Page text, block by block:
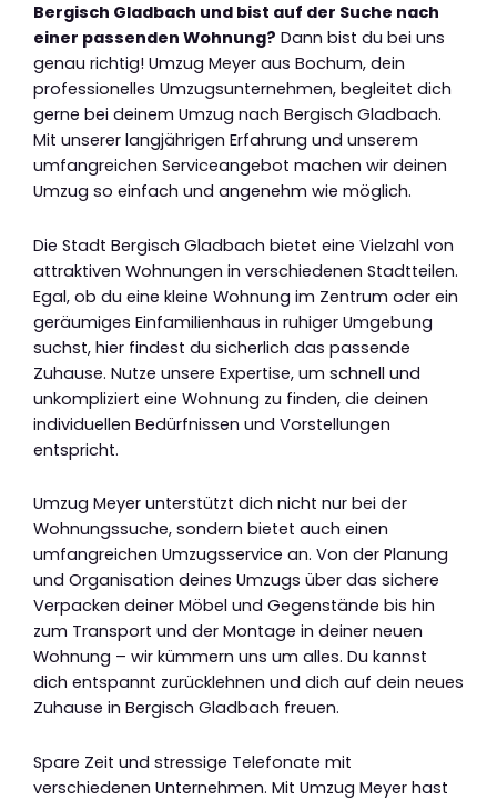
Bergisch Gladbach und bist auf der Suche nach
einer passenden Wohnung? Dann bist du bei uns
genau richtig! Umzug Meyer aus Bochum, dein
professionelles Umzugsunternehmen, begleitet dich
gerne bei deinem Umzug nach Bergisch Gladbach.
Mit unserer langjährigen Erfahrung und unserem
umfangreichen Serviceangebot machen wir deinen
Umzug so einfach und angenehm wie möglich.
Die Stadt Bergisch Gladbach bietet eine Vielzahl von
attraktiven Wohnungen in verschiedenen Stadtteilen.
Egal, ob du eine kleine Wohnung im Zentrum oder ein
geräumiges Einfamilienhaus in ruhiger Umgebung
suchst, hier findest du sicherlich das passende
Zuhause. Nutze unsere Expertise, um schnell und
unkompliziert eine Wohnung zu finden, die deinen
individuellen Bedürfnissen und Vorstellungen
entspricht.
Umzug Meyer unterstützt dich nicht nur bei der
Wohnungssuche, sondern bietet auch einen
umfangreichen Umzugsservice an. Von der Planung
und Organisation deines Umzugs über das sichere
Verpacken deiner Möbel und Gegenstände bis hin
zum Transport und der Montage in deiner neuen
Wohnung – wir kümmern uns um alles. Du kannst
dich entspannt zurücklehnen und dich auf dein neues
Zuhause in Bergisch Gladbach freuen.
Spare Zeit und stressige Telefonate mit
verschiedenen Unternehmen. Mit Umzug Meyer hast